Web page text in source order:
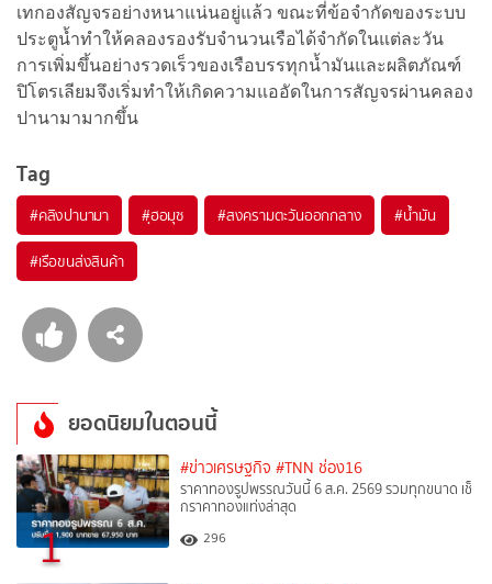
เทกองสัญจรอย่างหนาแน่นอยู่แล้ว ขณะที่ข้อจำกัดของระบบ
ประตูน้ำทำให้คลองรองรับจำนวนเรือได้จำกัดในแต่ละวัน
การเพิ่มขึ้นอย่างรวดเร็วของเรือบรรทุกน้ำมันและผลิตภัณฑ์
ปิโตรเลียมจึงเริ่มทำให้เกิดความแออัดในการสัญจรผ่านคลอง
ปานามามากขึ้น
Tag
#คลิงปานามา #ฺฮอมุซ #สงครามตะวันออกกลาง #น้ำมัน
#เรือขนส่งสินค้า
ยอดนิยมในตอนนี้
1
#ข่าวเศรษฐกิจ #TNN ช่อง16
ราคาทองรูปพรรณวันนี้ 6 ส.ค. 2569 รวมทุกขนาด เช็
กราคาทองแท่งล่าสุด
296